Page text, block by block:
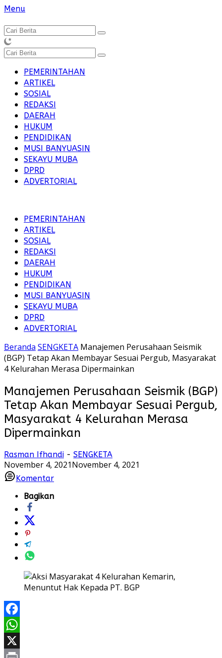
Langsung
konten
Menu
PEMERINTAHAN
ARTIKEL
SOSIAL
REDAKSI
DAERAH
HUKUM
PENDIDIKAN
MUSI BANYUASIN
SEKAYU MUBA
DPRD
ADVERTORIAL
PEMERINTAHAN
ARTIKEL
SOSIAL
REDAKSI
DAERAH
HUKUM
PENDIDIKAN
MUSI BANYUASIN
SEKAYU MUBA
DPRD
ADVERTORIAL
Beranda SENGKETA Manajemen Perusahaan Seismik
(BGP) Tetap Akan Membayar Sesuai Pergub, Masyarakat
4 Kelurahan Merasa Dipermainkan
Manajemen Perusahaan Seismik (BGP)
Tetap Akan Membayar Sesuai Pergub,
Masyarakat 4 Kelurahan Merasa
Dipermainkan
Rasman Ifhandi - SENGKETA
November 4, 2021November 4, 2021
Komentar
Bagikan
Facebook
WhatsApp